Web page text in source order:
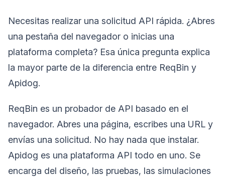
Necesitas realizar una solicitud API rápida. ¿Abres
una pestaña del navegador o inicias una
plataforma completa? Esa única pregunta explica
la mayor parte de la diferencia entre ReqBin y
Apidog.
ReqBin es un probador de API basado en el
navegador. Abres una página, escribes una URL y
envías una solicitud. No hay nada que instalar.
Apidog es una plataforma API todo en uno. Se
encarga del diseño, las pruebas, las simulaciones